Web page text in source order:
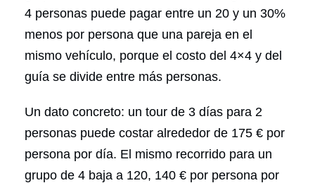
4 personas puede pagar entre un 20 y un 30%
menos por persona que una pareja en el
mismo vehículo, porque el costo del 4×4 y del
guía se divide entre más personas.
Un dato concreto: un tour de 3 días para 2
personas puede costar alrededor de 175 € por
persona por día. El mismo recorrido para un
grupo de 4 baja a 120, 140 € por persona por